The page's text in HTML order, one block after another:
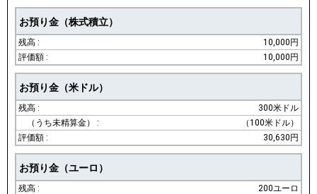
お預り金（株式積立）
10,000円
10,000円
お預り金（米ドル）
300米ドル
（100米ドル）
30,630円
お預り金（ユーロ）
200ユーロ